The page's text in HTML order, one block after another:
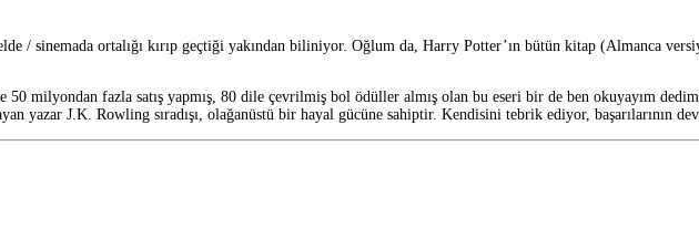
/ sinemada ortalığı kırıp geçtiği yakından biliniyor. Oğlum da, Harry Potter’ın bütün kitap (Almanca
milyondan fazla satış yapmış, 80 dile çevrilmiş bol ödüller almış olan bu eseri bir de ben okuyayım
yazar J.K. Rowling sıradışı, olağanüstü bir hayal gücüne sahiptir. Kendisini tebrik ediyor, başarılarının